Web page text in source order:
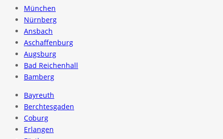
München
Nürnberg
Ansbach
Aschaffenburg
Augsburg
Bad Reichenhall
Bamberg
Bayreuth
Berchtesgaden
Coburg
Erlangen